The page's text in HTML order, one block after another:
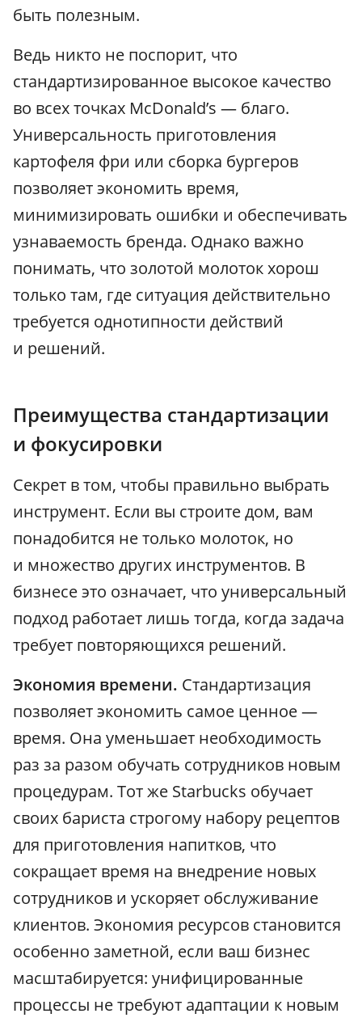
быть полезным.
Ведь никто не поспорит, что
стандартизированное высокое качество
во всех точках McDonald’s — благо.
Универсальность приготовления
картофеля фри или сборка бургеров
позволяет экономить время,
минимизировать ошибки и обеспечивать
узнаваемость бренда. Однако важно
понимать, что золотой молоток хорош
только там, где ситуация действительно
требуется однотипности действий
и решений.
Преимущества стандартизации
и фокусировки
Секрет в том, чтобы правильно выбрать
инструмент. Если вы строите дом, вам
понадобится не только молоток, но
и множество других инструментов. В
бизнесе это означает, что универсальный
подход работает лишь тогда, когда задача
требует повторяющихся решений.
Экономия времени. Стандартизация
позволяет экономить самое ценное —
время. Она уменьшает необходимость
раз за разом обучать сотрудников новым
процедурам. Тот же Starbucks обучает
своих бариста строгому набору рецептов
для приготовления напитков, что
сокращает время на внедрение новых
сотрудников и ускоряет обслуживание
клиентов. Экономия ресурсов становится
особенно заметной, если ваш бизнес
масштабируется: унифицированные
процессы не требуют адаптации к новым